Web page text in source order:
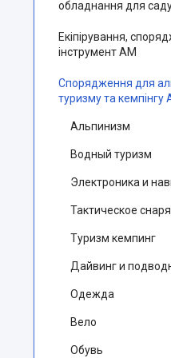
обладнання для
Екіпірування,
інструмент AM
Спорядження для
туризму та кемпінгу
Альпинизм
Водный туризм
Электроника и
Тактическое
Туризм кемпинг
Дайвинг и
Oдежда
Вело
Обувь